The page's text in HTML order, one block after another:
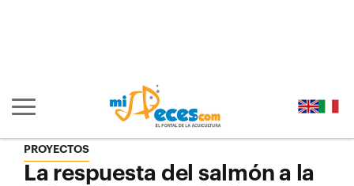
Mostrar/ocultar navegación principal
PROYECTOS
La respuesta del salmón a la